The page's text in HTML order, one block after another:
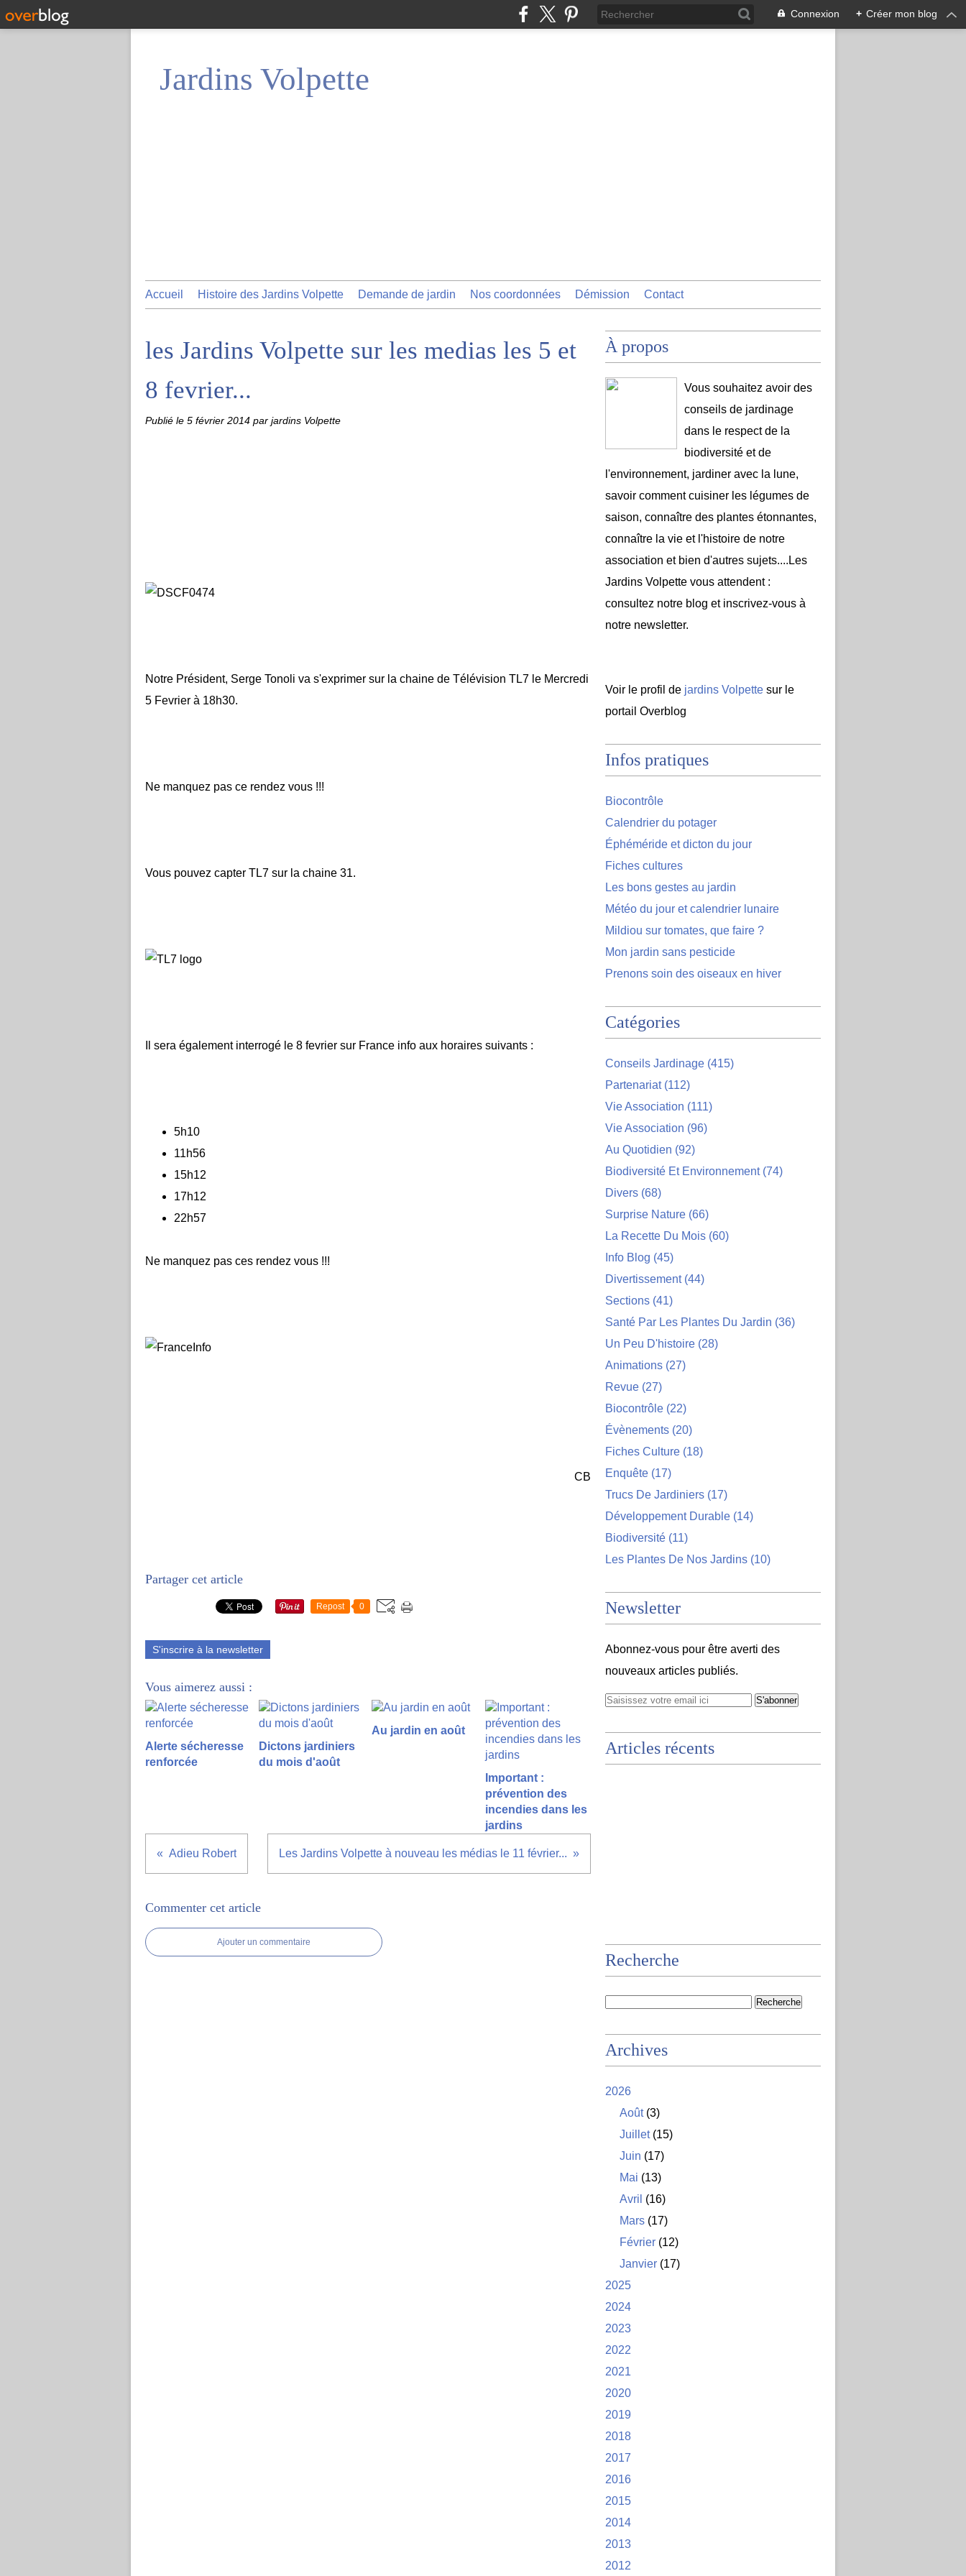
Connexion + Créer mon blog
Jardins Volpette
Accueil Histoire des Jardins Volpette Demande de jardin Nos coordonnées Démission Contact
les Jardins Volpette sur les medias les 5 et
8 fevrier...
Publié le 5 février 2014 par jardins Volpette
Notre Président, Serge Tonoli va s'exprimer sur la chaine de Télévision TL7 le Mercredi
5 Fevrier à 18h30.
Ne manquez pas ce rendez vous !!!
Vous pouvez capter TL7 sur la chaine 31.
Il sera également interrogé le 8 fevrier sur France info aux horaires suivants :
5h10
11h56
15h12
17h12
22h57
Ne manquez pas ces rendez vous !!!
CB
Partager cet article
Repost 0
S'inscrire à la newsletter
Vous aimerez aussi :
Alerte sécheresse
renforcée
Dictons jardiniers
du mois d'août
Au jardin en août
Important :
prévention des
incendies dans les
jardins
Adieu Robert Les Jardins Volpette à nouveau les médias le 11 février...
Commenter cet article
Ajouter un commentaire
À propos
Vous souhaitez avoir des
conseils de jardinage
dans le respect de la
biodiversité et de
l'environnement, jardiner avec la lune,
savoir comment cuisiner les légumes de
saison, connaître des plantes étonnantes,
connaître la vie et l'histoire de notre
association et bien d'autres sujets....Les
Jardins Volpette vous attendent :
consultez notre blog et inscrivez-vous à
notre newsletter.
Voir le profil de jardins Volpette sur le
portail Overblog
Infos pratiques
Biocontrôle
Calendrier du potager
Éphéméride et dicton du jour
Fiches cultures
Les bons gestes au jardin
Météo du jour et calendrier lunaire
Mildiou sur tomates, que faire ?
Mon jardin sans pesticide
Prenons soin des oiseaux en hiver
Catégories
Conseils Jardinage (415)
Partenariat(112)
Vie Association (111)
Vie Association (96)
Au Quotidien (92)
Biodiversité Et Environnement(74)
Divers (68)
Surprise Nature (66)
La Recette Du Mois (60)
Info Blog (45)
Divertissement(44)
Sections (41)
Santé Par Les Plantes Du Jardin (36)
Un Peu D'histoire (28)
Animations (27)
Revue (27)
Biocontrôle (22)
Évènements (20)
Fiches Culture (18)
Enquête (17)
Trucs De Jardiniers (17)
Développement Durable (14)
Biodiversité (11)
Les Plantes De Nos Jardins (10)
Newsletter
Abonnez-vous pour être averti des
nouveaux articles publiés.
Articles récents
Recherche
Archives
2026
Août(3)
Juillet(15)
Juin (17)
Mai (13)
Avril (16)
Mars (17)
Février (12)
Janvier (17)
2025
2024
2023
2022
2021
2020
2019
2018
2017
2016
2015
2014
2013
2012